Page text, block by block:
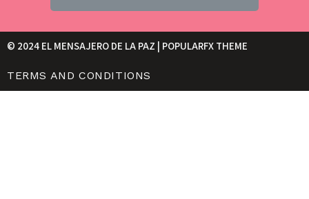
© 2024 EL MENSAJERO DE LA PAZ | POPULARFX THEME
TERMS AND CONDITIONS